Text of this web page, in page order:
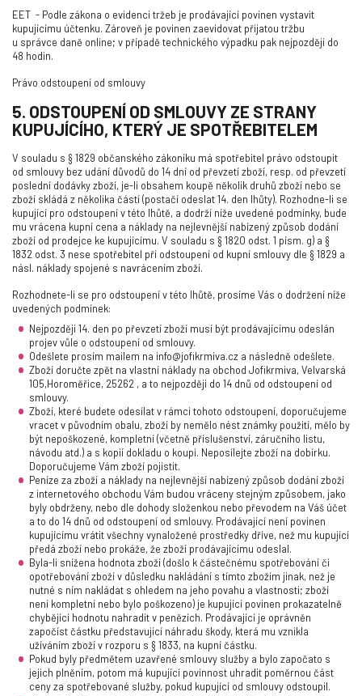
EET - Podle zákona o evidenci tržeb je prodávající povinen vystavit
kupujícímu účtenku. Zároveň je povinen zaevidovat přijatou tržbu
u správce daně online; v případě technického výpadku pak nejpozději do
48 hodin.
Právo odstoupení od smlouvy
5. ODSTOUPENÍ OD SMLOUVY ZE STRANY
KUPUJÍCÍHO, KTERÝ JE SPOTŘEBITELEM
V souladu s § 1829 občanského zákoníku má spotřebitel právo odstoupit
od smlouvy bez udání důvodů do 14 dní od převzetí zboží, resp. od převzetí
poslední dodávky zboží, je-li obsahem koupě několik druhů zboží nebo se
zboží skládá z několika částí (postačí odeslat 14. den lhůty). Rozhodne-li se
kupující pro odstoupení v této lhůtě, a dodrží níže uvedené podmínky, bude
mu vrácena kupní cena a náklady na nejlevnější nabízený způsob dodání
zboží od prodejce ke kupujícímu. V souladu s § 1820 odst. 1 písm. g) a §
1832 odst. 3 nese spotřebitel při odstoupení od kupní smlouvy dle § 1829 a
násl. náklady spojené s navrácením zboží.
Rozhodnete-li se pro odstoupení v této lhůtě, prosíme Vás o dodržení níže
uvedených podmínek:
Nejpozději 14. den po převzetí zboží musí být prodávajícímu odeslán
projev vůle o odstoupení od smlouvy.
Odešlete prosím mailem na info@jofikrmiva.cz a následně odešlete.
Zboží doručte zpět na vlastní náklady na obchod Jofikrmiva, Velvarská
105,Horoměřice, 25262 , a to nejpozději do 14 dnů od odstoupení od
smlouvy.
Zboží, které budete odesílat v rámci tohoto odstoupení, doporučujeme
vracet v původním obalu, zboží by nemělo nést známky použití, mělo by
být nepoškozené, kompletní (včetně příslušenství, záručního listu,
návodu atd.) a s kopií dokladu o koupi. Neposílejte zboží na dobírku.
Doporučujeme Vám zboží pojistit.
Peníze za zboží a náklady na nejlevnější nabízený způsob dodání zboží
z internetového obchodu Vám budou vráceny stejným způsobem, jako
byly obdrženy, nebo dle dohody složenkou nebo převodem na Váš účet
a to do 14 dnů od odstoupení od smlouvy. Prodávající není povinen
kupujícímu vrátit všechny vynaložené prostředky dříve, než mu kupující
předá zboží nebo prokáže, že zboží prodávajícímu odeslal.
Byla-li snížena hodnota zboží (došlo k částečnému spotřebování či
opotřebování zboží v důsledku nakládání s tímto zbožím jinak, než je
nutné s ním nakládat s ohledem na jeho povahu a vlastnosti; zboží
není kompletní nebo bylo poškozeno) je kupující povinen prokazatelně
chybějící hodnotu nahradit v penězích. Prodávající je oprávněn
započíst částku představující náhradu škody, která mu vznikla
užíváním zboží v rozporu s § 1833, na kupní částku.
Pokud byly předmětem uzavřené smlouvy služby a bylo započato s
jejich plněním, potom má kupující povinnost uhradit poměrnou část
ceny za spotřebované služby, pokud kupující od smlouvy odstoupil.